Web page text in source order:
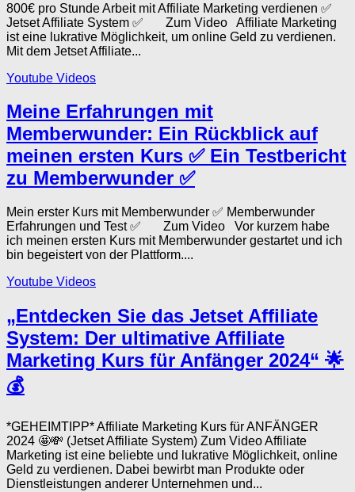
800€ pro Stunde Arbeit mit Affiliate Marketing verdienen ✅
Jetset Affiliate System ✅ Zum Video Affiliate Marketing
ist eine lukrative Möglichkeit, um online Geld zu verdienen.
Mit dem Jetset Affiliate...
Youtube Videos
Meine Erfahrungen mit
Memberwunder: Ein Rückblick auf
meinen ersten Kurs ✅ Ein Testbericht
zu Memberwunder ✅
Mein erster Kurs mit Memberwunder ✅ Memberwunder
Erfahrungen und Test ✅ Zum Video Vor kurzem habe
ich meinen ersten Kurs mit Memberwunder gestartet und ich
bin begeistert von der Plattform....
Youtube Videos
„Entdecken Sie das Jetset Affiliate
System: Der ultimative Affiliate
Marketing Kurs für Anfänger 2024“ 🌟
💰
*GEHEIMTIPP* Affiliate Marketing Kurs für ANFÄNGER
2024 🤩💸 (Jetset Affiliate System) Zum Video Affiliate
Marketing ist eine beliebte und lukrative Möglichkeit, online
Geld zu verdienen. Dabei bewirbt man Produkte oder
Dienstleistungen anderer Unternehmen und...